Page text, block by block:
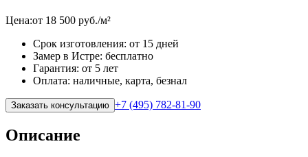
Цена:от 18 500 руб./м²
Срок изготовления: от 15 дней
Замер в Истре: бесплатно
Гарантия: от 5 лет
Оплата: наличные, карта, безнал
Заказать консультацию +7 (495) 782-81-90
Описание